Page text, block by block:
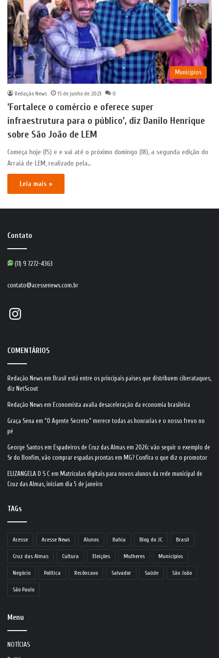
Municípios
Redação News 15 de junho de 2023 0
’Fortalece o comércio e oferece super
infraestrutura para o público’, diz Danilo Henrique
sobre São João de LEM
Começa hoje (15) e e vai até o próximo domingo (18), a segunda edição do
Arraiá de LEM, realizado pela…
Leia mais »
Contato
(11) 9 7272-4363
contato@acessenews.com.br
Instagram
COMENTÁRIOS
Redação News em Brasil está entre os principais países que distribuem ciberataques,
diz NetScout
Redação News em Economista avalia desaceleração da economia brasileira
Graça Sena em “O Agente Secreto” merece todas as honrarias e o nosso frevo no
pé
George Santos em Espadeiros de Cruz das Almas em 2026: vão seguir o exemplo de
Sr do Bonfim, vão comprar espadas prontas em MG? Confira o que diz o promotor
ELIZANGELA D S C em Matrículas digitais para novos alunos da rede municipal de
Cruz das Almas, iniciam dia 5 de janeiro
TAGs
Acesse Acesse News Alunos Bahia Blog do JC Brasil
Cruz das Almas Cultura Eleições Mulheres Municípios
Negócio Política Recôncavo Salvador Saúde São João
São Paulo
Menu
NOTÍCIAS